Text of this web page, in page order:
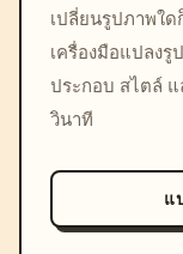
เปลี่ยนรูปภาพใ
เครื่องมือแปลงรู
ประกอบ สไตล์
วินาที
แ